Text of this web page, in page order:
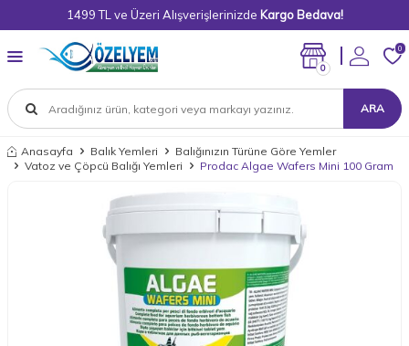
1499 TL ve Üzeri Alışverişlerinizde Kargo Bedava!
ARA
0
0
Anasayfa Balık Yemleri
Balığınızın Türüne Göre Yemler
Vatoz ve Çöpcü Balığı Yemleri
Prodac Algae Wafers Mini 100 Gram